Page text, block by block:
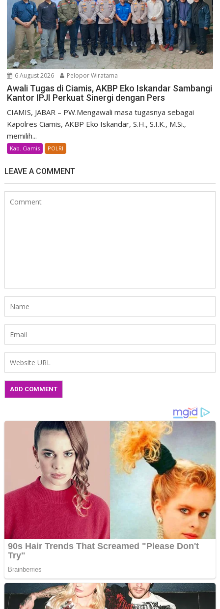
6 August 2026 Pelopor Wiratama
Awali Tugas di Ciamis, AKBP Eko Iskandar Sambangi
Kantor IPJI Perkuat Sinergi dengan Pers
CIAMIS, JABAR – PW.Mengawali masa tugasnya sebagai
Kapolres Ciamis, AKBP Eko Iskandar, S.H., S.I.K., M.Si.,
memilih...
Kab. Ciamis POLRI
LEAVE A COMMENT